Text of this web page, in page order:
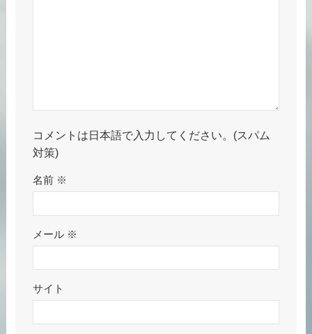
コメントは日本語で入力してください。(スパム
対策)
名前 ※
メール ※
サイト